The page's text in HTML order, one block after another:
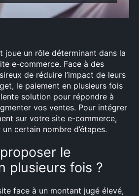
joue un rôle déterminant dans la
e-commerce. Face à des
de réduire l’impact de leurs
le paiement en plusieurs fois
solution pour répondre à
vos ventes. Pour intégrer
sur votre site e-commerce,
certain nombre d’étapes.
le
plusieurs fois ?
face à un montant jugé élevé,